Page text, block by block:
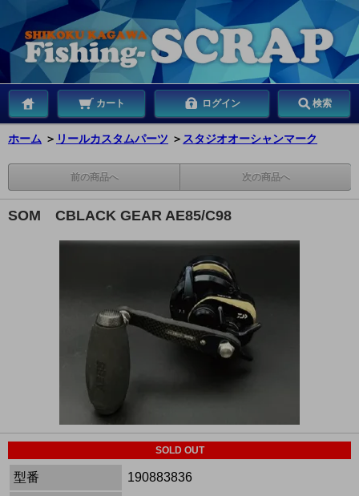
カート ログイン 検索
ホーム ＞ リールカスタムパーツ ＞ スタジオオーシャンマーク
前の商品へ 次の商品へ
SOM CBLACK GEAR AE85/C98
SOLD OUT
型番
190883836